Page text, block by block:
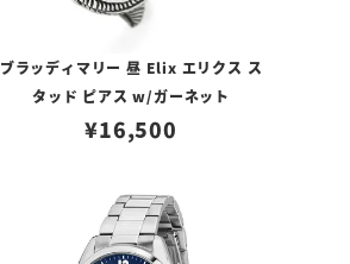
ブラッディマリー 昼 Elix エリクス ス
タッド ピアス w/ガーネット
¥16,500